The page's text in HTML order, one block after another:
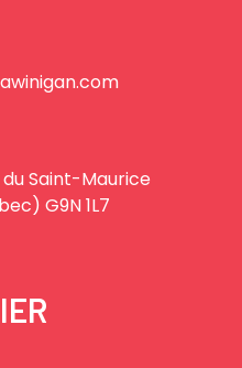
Saint-Maurice
G9N 1L7